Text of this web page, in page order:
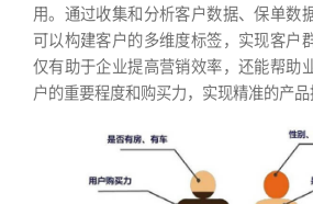
用。通过收集和分析客户数据、保单数
可以构建客户的多维度标签，实现客户
仅有助于企业提高营销效率，还能帮助
户的重要程度和购买力，实现精准的产品